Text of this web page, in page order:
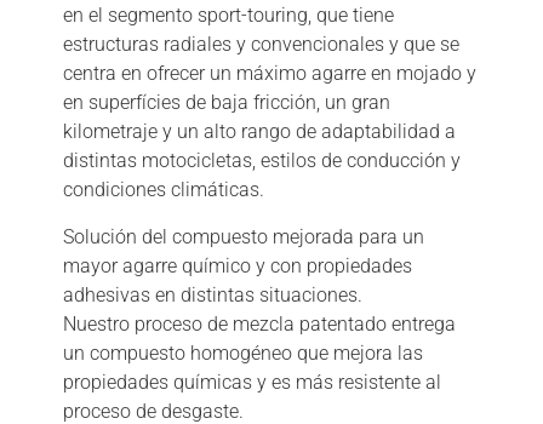
en el segmento sport-touring, que tiene
estructuras radiales y convencionales y que se
centra en ofrecer un máximo agarre en mojado y
en superfícies de baja fricción, un gran
kilometraje y un alto rango de adaptabilidad a
distintas motocicletas, estilos de conducción y
condiciones climáticas.
Solución del compuesto mejorada para un
mayor agarre químico y con propiedades
adhesivas en distintas situaciones.
Nuestro proceso de mezcla patentado entrega
un compuesto homogéneo que mejora las
propiedades químicas y es más resistente al
proceso de desgaste.